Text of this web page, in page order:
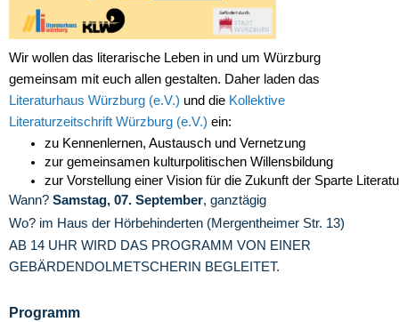
Wir wollen das literarische Leben in und um Würzburg
gemeinsam mit euch allen gestalten. Daher laden das
Literaturhaus Würzburg (e.V.) und die Kollektive
Literaturzeitschrift Würzburg (e.V.) ein:
zu Kennenlernen, Austausch und Vernetzung
zur gemeinsamen kulturpolitischen Willensbildung
zur Vorstellung einer Vision für die Zukunft der Sparte
Wann? Samstag, 07. September, ganztägig
Wo? im Haus der Hörbehinderten (Mergentheimer Str. 13)
AB 14 UHR WIRD DAS PROGRAMM VON EINER
GEBÄRDENDOLMETSCHERIN BEGLEITET.
Programm